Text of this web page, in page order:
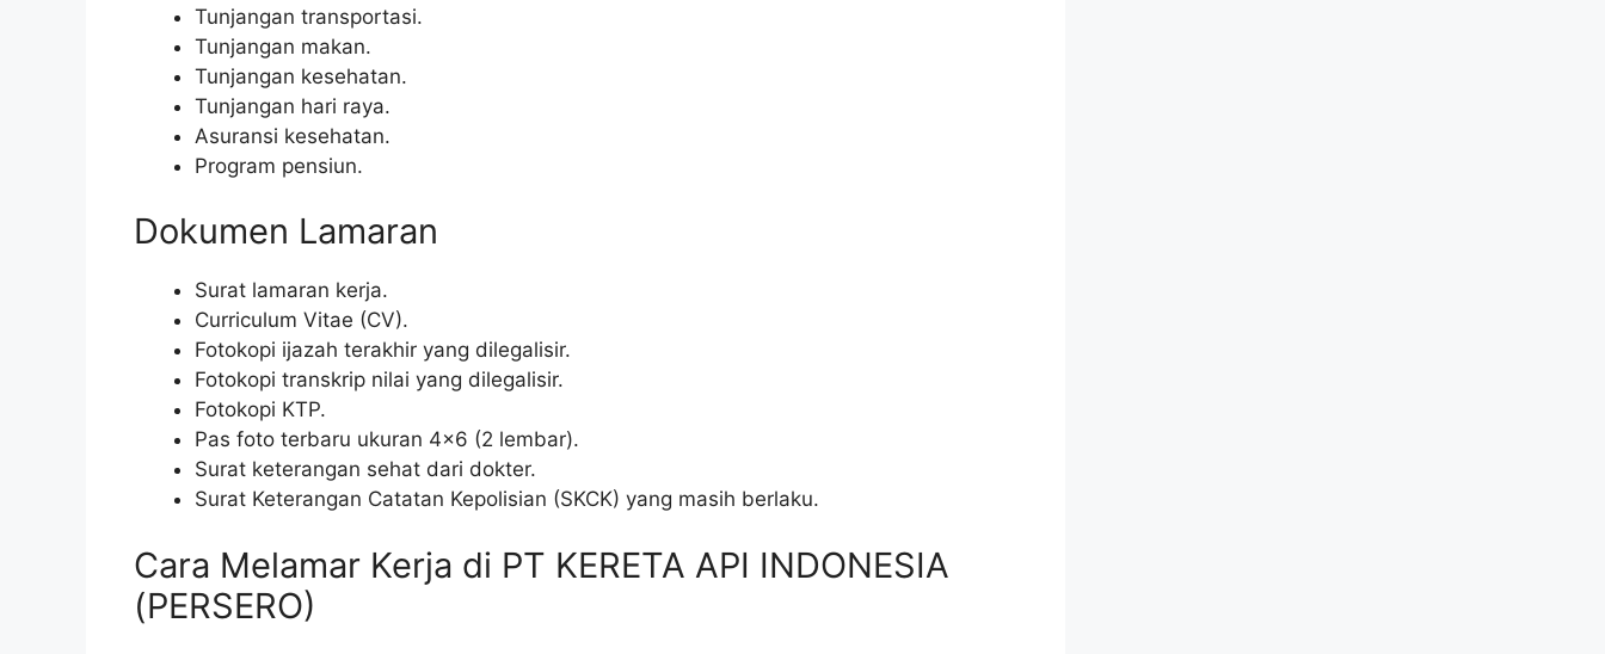
Tunjangan transportasi.
Tunjangan makan.
Tunjangan kesehatan.
Tunjangan hari raya.
Asuransi kesehatan.
Program pensiun.
Dokumen Lamaran
Surat lamaran kerja.
Curriculum Vitae (CV).
Fotokopi ijazah terakhir yang dilegalisir.
Fotokopi transkrip nilai yang dilegalisir.
Fotokopi KTP.
Pas foto terbaru ukuran 4×6 (2 lembar).
Surat keterangan sehat dari dokter.
Surat Keterangan Catatan Kepolisian (SKCK) yang masih berlaku.
Cara Melamar Kerja di PT KERETA API INDONESIA
(PERSERO)